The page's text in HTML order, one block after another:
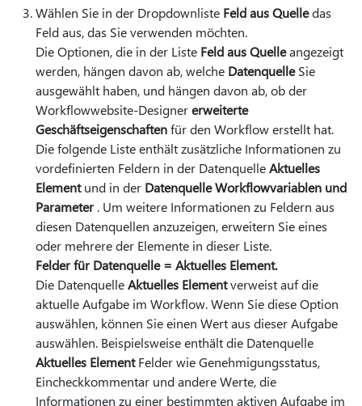
Wählen Sie in der Dropdownliste Feld aus Quelledas
Feld aus, das Sie verwenden möchten.
Die Optionen, die in der Liste Feld aus Quelleangezeigt
werden, hängen davon ab, welche DatenquelleSie
ausgewählt haben, und hängen davon ab, ob der
Workflowwebsite-Designererweiterte
Geschäftseigenschaftenfür den Workflow erstellt hat.
Die folgende Liste enthält zusätzliche Informationen zu
vordefinierten Feldern in der DatenquelleAktuelles
Elementund in der Datenquelle Workflowvariablen und
Parameter. Um weitere Informationen zu Feldern aus
diesen Datenquellen anzuzeigen, erweitern Sie eines
oder mehrere der Elemente in dieser Liste.
Felder für Datenquelle = Aktuelles Element.
Die DatenquelleAktuelles Elementverweist auf die
aktuelle Aufgabe im Workflow. Wenn Sie diese Option
auswählen, können Sie einen Wert aus dieser Aufgabe
auswählen. Beispielsweise enthält die Datenquelle
Aktuelles ElementFelder wie Genehmigungsstatus,
Eincheckkommentar und andere Werte, die
Informationen zu einer bestimmten aktiven Aufgabe im